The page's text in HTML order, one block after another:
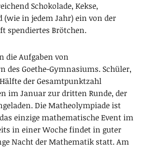
Schokolade, Kekse,
in jedem Jahr) ein von der
spendiertes Brötchen.
die Aufgaben von
des Goethe-Gymnasiums. Schüler,
der Gesamtpunktzahl
im Januar zur dritten Runde, der
Die Matheolympiade ist
einzige mathematische Event im
in einer Woche findet in guter
Nacht der Mathematik statt. Am